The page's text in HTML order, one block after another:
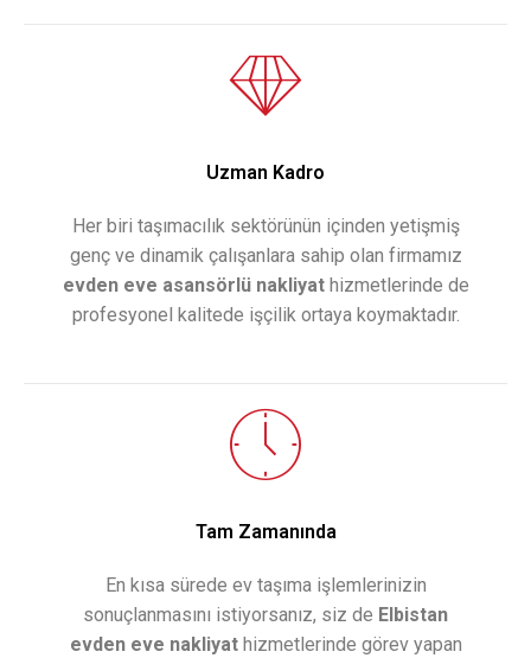
Uzman Kadro
Her biri taşımacılık sektörünün içinden yetişmiş
genç ve dinamik çalışanlara sahip olan firmamız
evden eve asansörlü nakliyathizmetlerinde de
profesyonel kalitede işçilik ortaya koymaktadır.
Tam Zamanında
En kısa sürede ev taşıma işlemlerinizin
sonuçlanmasını istiyorsanız, siz de Elbistan
evden eve nakliyathizmetlerinde görev yapan